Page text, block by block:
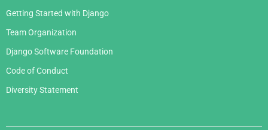
Getting Started with Django
Team Organization
Django Software Foundation
Code of Conduct
Diversity Statement